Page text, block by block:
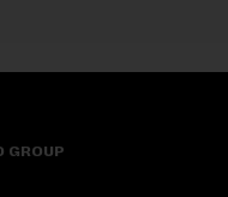
GROUP